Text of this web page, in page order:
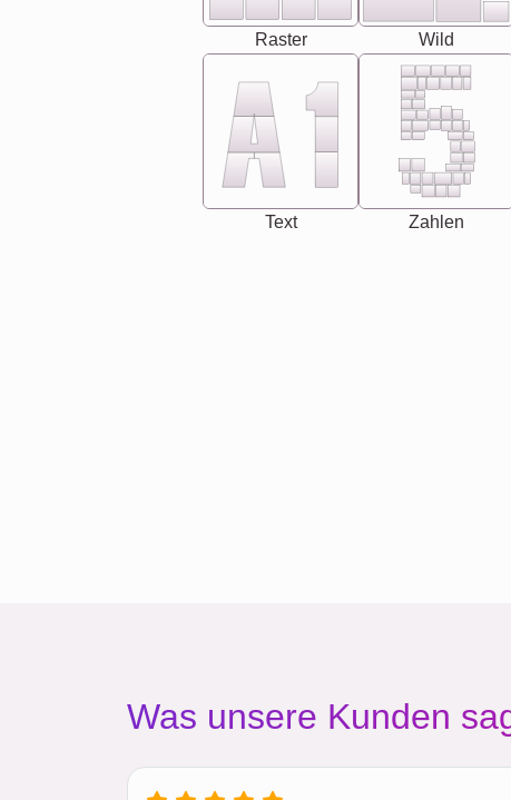
Raster Wild
Text Zahlen
Was unsere Kunden